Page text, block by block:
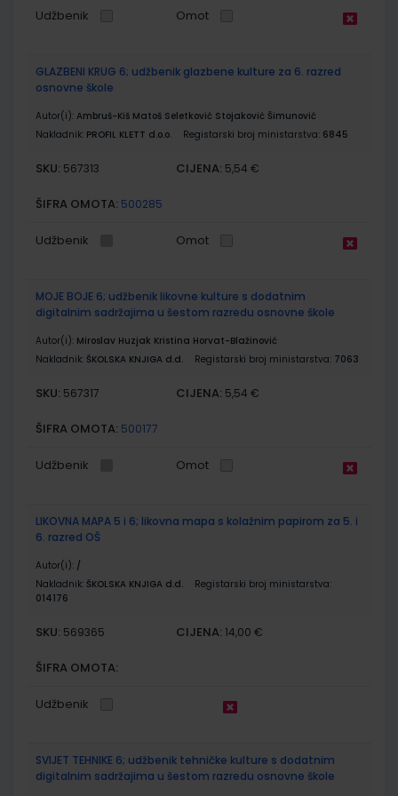
Udžbenik Omot
GLAZBENI KRUG 6; udžbenik glazbene kulture za 6. razred
osnovne škole
Autor(i): Ambruš-Kiš Matoš Seletković Stojaković Šimunović
Nakladnik: PROFIL KLETT d.o.o. Registarski broj ministarstva: 6845
SKU: 567313 CIJENA: 5,54 €
ŠIFRA OMOTA: 500285
Udžbenik Omot
MOJE BOJE 6; udžbenik likovne kulture s dodatnim
digitalnim sadržajima u šestom razredu osnovne škole
Autor(i): Miroslav Huzjak Kristina Horvat-Blažinović
Nakladnik: ŠKOLSKA KNJIGA d.d. Registarski broj ministarstva: 7063
SKU: 567317 CIJENA: 5,54 €
ŠIFRA OMOTA: 500177
Udžbenik Omot
LIKOVNA MAPA 5 i 6; likovna mapa s kolažnim papirom za 5. i
6. razred OŠ
Autor(i): /
Nakladnik: ŠKOLSKA KNJIGA d.d.
Registarski broj ministarstva:
014176
SKU: 569365 CIJENA: 14,00 €
ŠIFRA OMOTA:
Udžbenik
SVIJET TEHNIKE 6; udžbenik tehničke kulture s dodatnim
digitalnim sadržajima u šestom razredu osnovne škole